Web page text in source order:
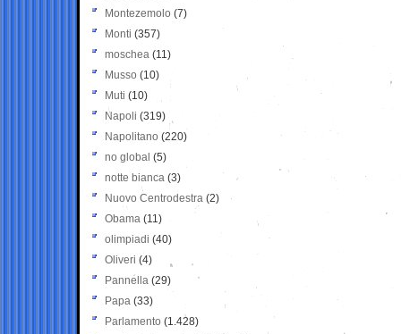
Montezemolo (7)
Monti (357)
moschea (11)
Musso (10)
Muti (10)
Napoli (319)
Napolitano (220)
no global (5)
notte bianca (3)
Nuovo Centrodestra (2)
Obama (11)
olimpiadi (40)
Oliveri (4)
Pannella (29)
Papa (33)
Parlamento (1.428)